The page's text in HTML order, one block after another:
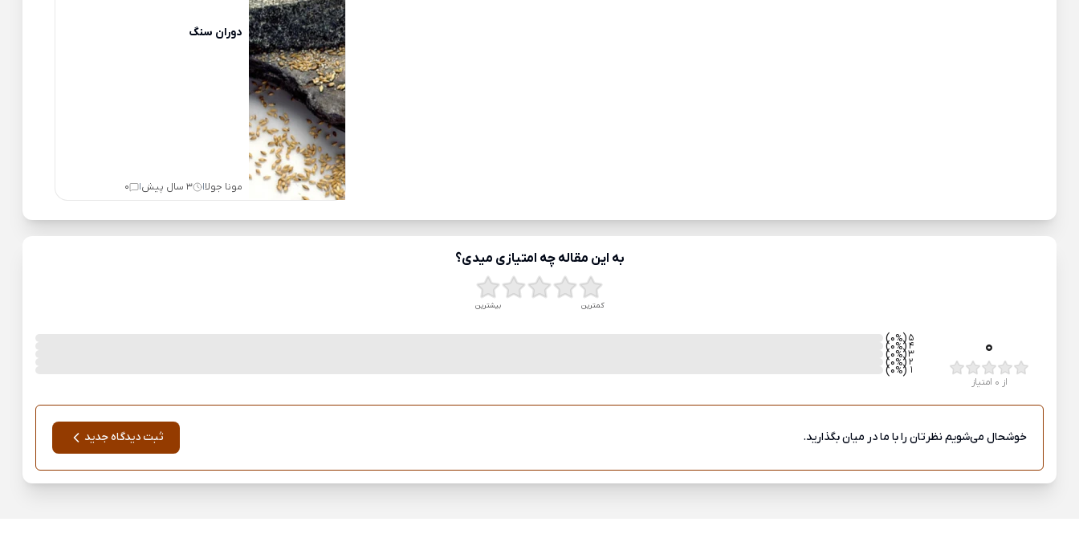
دوران سنگ
مونا جولا | 3 سال پیش |
0
به این مقاله چه امتیازی میدی؟
کمترین بیشترین
0
از 0 امتیاز
5
(0
%
) 4
(0
%
) 3
(0
%
) 2
(0
%
) 1
(0
%
)
خوشحال می‌شویم نظرتان را با ما در میان بگذارید. ثبت دیدگاه جدید